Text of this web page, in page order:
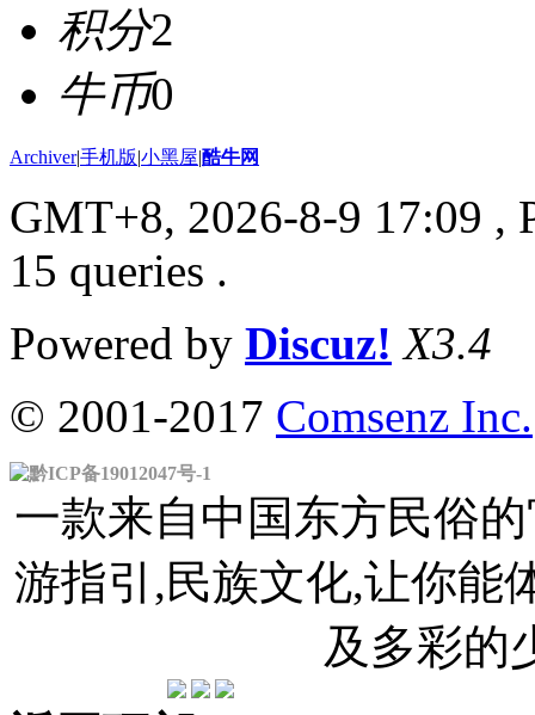
积分2
牛币0
Archiver|手机版|小黑屋|酷牛网
GMT+8, 2026-8-9 17:09 ,
15 queries .
Powered by Discuz! X3.4
© 2001-2017 Comsenz Inc.
黔ICP备19012047号-1
一款来自中国东方民俗
游指引,民族文化,让你能
及多彩的